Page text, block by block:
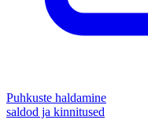
Puhkuste haldamine
saldod ja kinnitused